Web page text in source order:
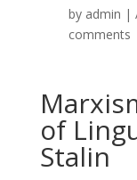
by admin |
comments
of
Stalin